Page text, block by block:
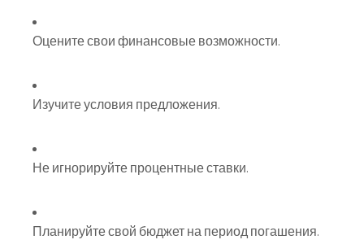
Оцените свои финансовые возможности.
Изучите условия предложения.
Не игнорируйте процентные ставки.
Планируйте свой бюджет на период погашения.